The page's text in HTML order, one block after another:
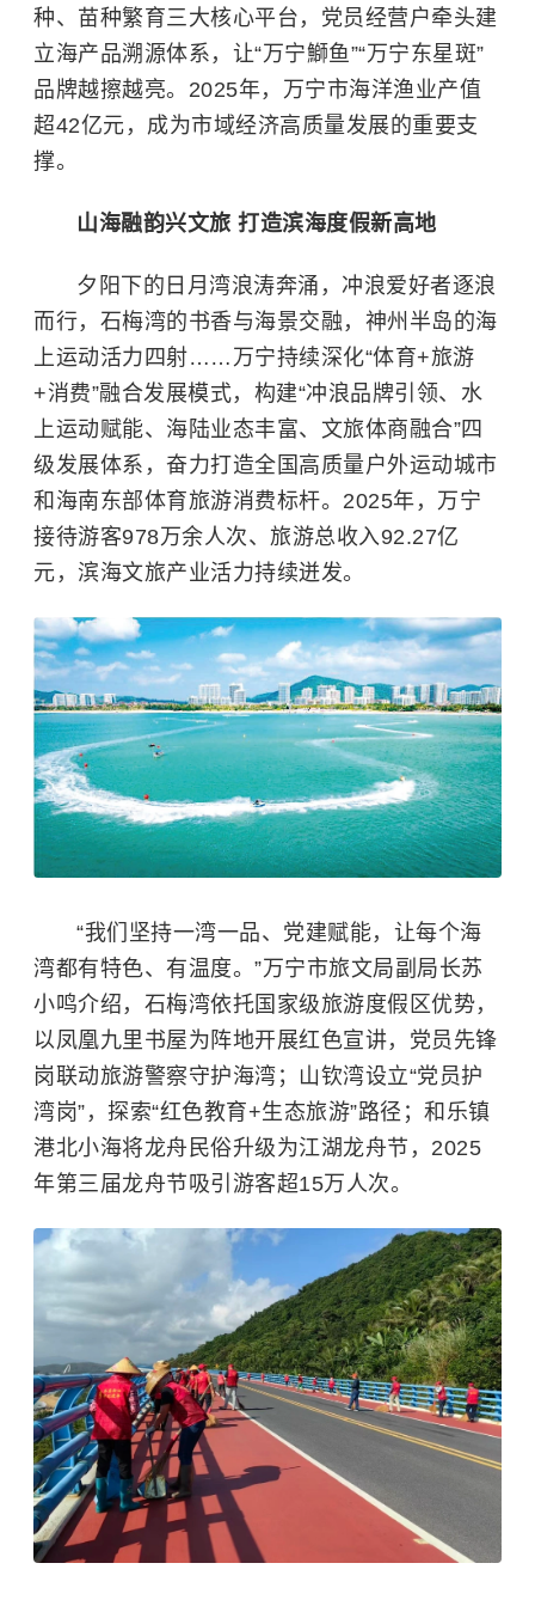
种、苗种繁育三大核心平台，党员经营户牵头建
立海产品溯源体系，让“万宁鰤鱼”“万宁东星斑”
品牌越擦越亮。2025年，万宁市海洋渔业产值
超42亿元，成为市域经济高质量发展的重要支
撑。
山海融韵兴文旅 打造滨海度假新高地
夕阳下的日月湾浪涛奔涌，冲浪爱好者逐浪
而行，石梅湾的书香与海景交融，神州半岛的海
上运动活力四射……万宁持续深化“体育+旅游
+消费”融合发展模式，构建“冲浪品牌引领、水
上运动赋能、海陆业态丰富、文旅体商融合”四
级发展体系，奋力打造全国高质量户外运动城市
和海南东部体育旅游消费标杆。2025年，万宁
接待游客978万余人次、旅游总收入92.27亿
元，滨海文旅产业活力持续迸发。
“我们坚持一湾一品、党建赋能，让每个海
湾都有特色、有温度。”万宁市旅文局副局长苏
小鸣介绍， 石梅湾依托国家级旅游度假区优势，
以凤凰九里书屋为阵地开展红色宣讲，党员先锋
岗联动旅游警察守护海湾；山钦湾设立“党员护
湾岗”，探索“红色教育+生态旅游”路径；和乐镇
港北小海将龙舟民俗升级为江湖龙舟节，2025
年第三届龙舟节吸引游客超15万人次。